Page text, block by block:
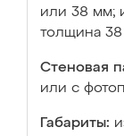
или 38 мм;
толщина
Стеновая
или с
Габариты: